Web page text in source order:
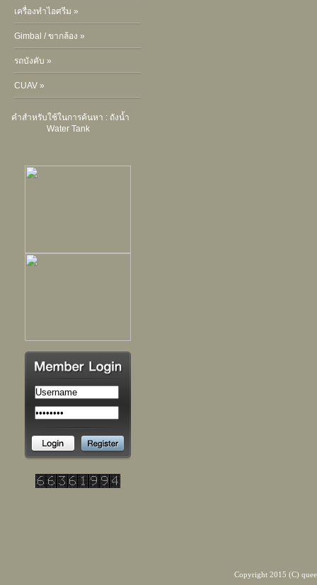
เครื่องทำไอศรีม »
Gimbal / ขากล้อง »
รถบังคับ »
CUAV »
คำสำหรับใช้ในการค้นหา : ถังน้ำ
Water Tank
Copyright 2015 (C)